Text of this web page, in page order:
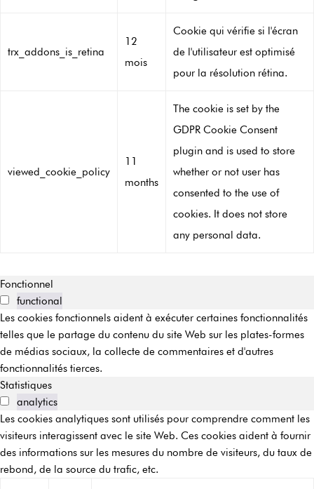
trx_addons_is_retina
12
mois
Cookie qui vérifie si l'écran
de l'utilisateur est optimisé
pour la résolution rétina.
viewed_cookie_policy
11
months
The cookie is set by the
GDPR Cookie Consent
plugin and is used to store
whether or not user has
consented to the use of
cookies. It does not store
any personal data.
Fonctionnel
functional
Les cookies fonctionnels aident à exécuter certaines fonctionnalités
telles que le partage du contenu du site Web sur les plates-formes
de médias sociaux, la collecte de commentaires et d'autres
fonctionnalités tierces.
Statistiques
analytics
Les cookies analytiques sont utilisés pour comprendre comment les
visiteurs interagissent avec le site Web. Ces cookies aident à fournir
des informations sur les mesures du nombre de visiteurs, du taux de
rebond, de la source du trafic, etc.